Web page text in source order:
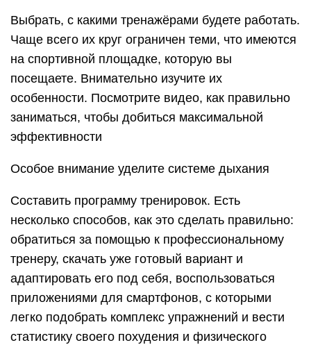
Выбрать, с какими тренажёрами будете работать.
Чаще всего их круг ограничен теми, что имеются
на спортивной площадке, которую вы
посещаете. Внимательно изучите их
особенности. Посмотрите видео, как правильно
заниматься, чтобы добиться максимальной
эффективности
Особое внимание уделите системе дыхания
Составить программу тренировок. Есть
несколько способов, как это сделать правильно:
обратиться за помощью к профессиональному
тренеру, скачать уже готовый вариант и
адаптировать его под себя, воспользоваться
приложениями для смартфонов, с которыми
легко подобрать комплекс упражнений и вести
статистику своего похудения и физического